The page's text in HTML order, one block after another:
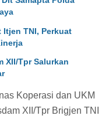
Itjen TNI, Perkuat
XII/Tpr Salurkan
Koperasi dan UKM
XII/Tpr Brigjen TNI